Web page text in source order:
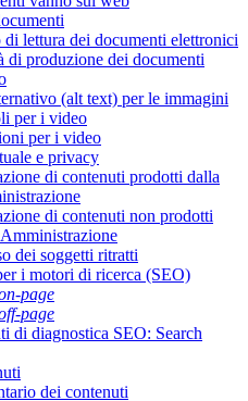
di lettura dei documenti elettronici
di produzione dei documenti
(alt text) per le immagini
per i video
per i video
e privacy
di contenuti prodotti dalla
di contenuti non prodotti
dei soggetti ritratti
i motori di ricerca (SEO)
page
page
di diagnostica SEO: Search
dei contenuti